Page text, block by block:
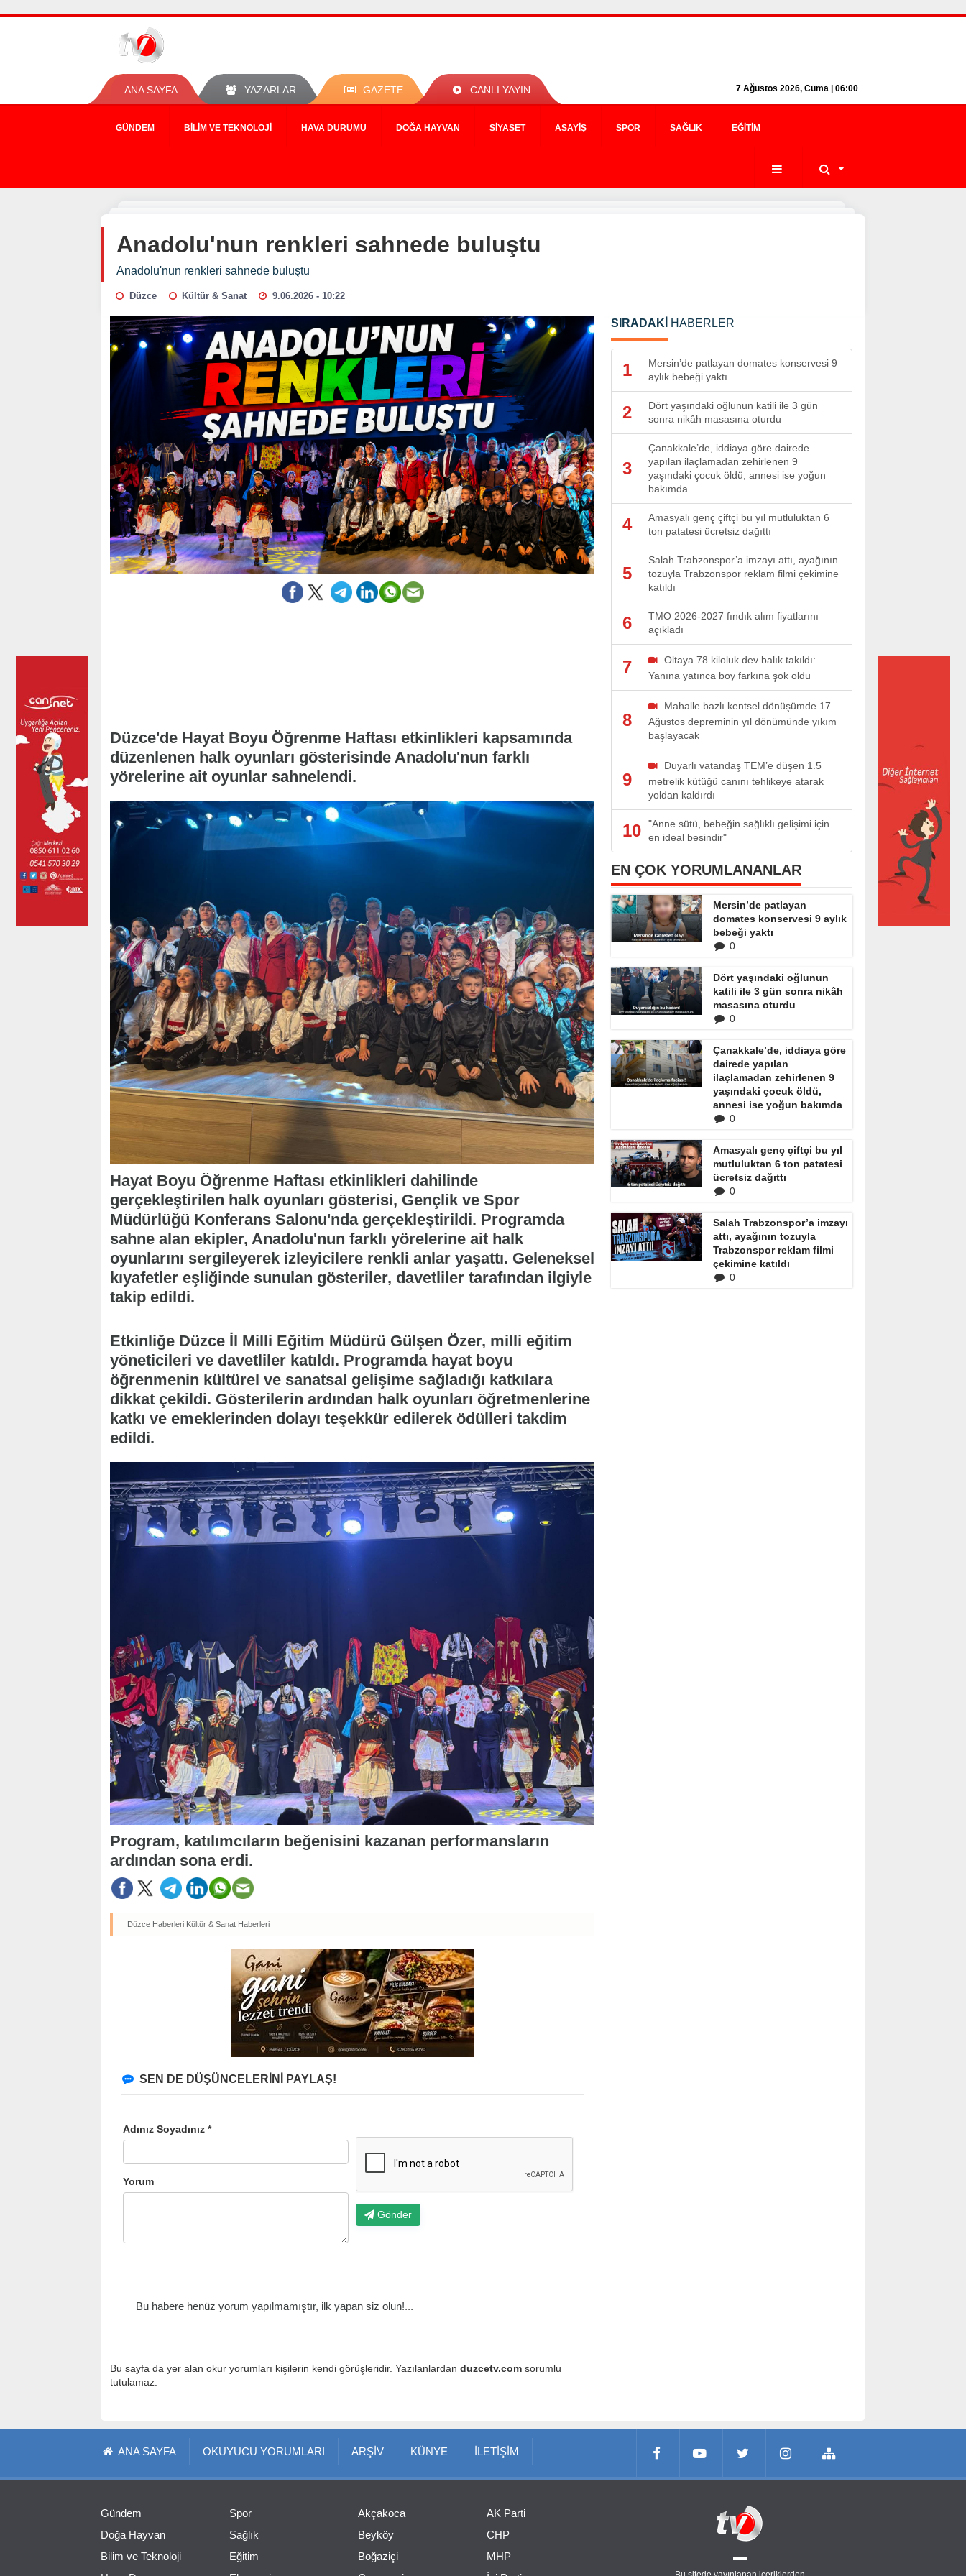
ANA SAYFA YAZARLAR GAZETE CANLI YAYIN 7 Ağustos 2026, Cuma | 06:00
GÜNDEM BILIM VE TEKNOLOJI HAVA DURUMU DOĞA HAYVAN SIYASET ASAYIŞ SPOR SAĞLIK EĞITIM
Anadolu'nun renkleri sahnede buluştu
Anadolu'nun renkleri sahnede buluştu
Düzce Kültür & Sanat 9.06.2026 - 10:22
Düzce'de Hayat Boyu Öğrenme Haftası etkinlikleri kapsamında
düzenlenen halk oyunları gösterisinde Anadolu'nun farklı
yörelerine ait oyunlar sahnelendi.
Hayat Boyu Öğrenme Haftası etkinlikleri dahilinde
gerçekleştirilen halk oyunları gösterisi, Gençlik ve Spor
Müdürlüğü Konferans Salonu'nda gerçekleştirildi. Programda
sahne alan ekipler, Anadolu'nun farklı yörelerine ait halk
oyunlarını sergileyerek izleyicilere renkli anlar yaşattı. Geleneksel
kıyafetler eşliğinde sunulan gösteriler, davetliler tarafından ilgiyle
takip edildi.
Etkinliğe Düzce İl Milli Eğitim Müdürü Gülşen Özer, milli eğitim
yöneticileri ve davetliler katıldı. Programda hayat boyu
öğrenmenin kültürel ve sanatsal gelişime sağladığı katkılara
dikkat çekildi. Gösterilerin ardından halk oyunları öğretmenlerine
katkı ve emeklerinden dolayı teşekkür edilerek ödülleri takdim
edildi.
Program, katılımcıların beğenisini kazanan performansların
ardından sona erdi.
Düzce Haberleri Kültür & Sanat Haberleri
SEN DE DÜŞÜNCELERİNİ PAYLAŞ!
Adınız Soyadınız *
Yorum
Gönder
Bu habere henüz yorum yapılmamıştır, ilk yapan siz olun!...
Bu sayfa da yer alan okur yorumları kişilerin kendi görüşleridir. Yazılanlardan duzcetv.com sorumlu
tutulamaz.
SIRADAKİ HABERLER
1
Mersin’de patlayan domates konservesi 9
aylık bebeği yaktı
2
Dört yaşındaki oğlunun katili ile 3 gün
sonra nikâh masasına oturdu
3
Çanakkale’de, iddiaya göre dairede
yapılan ilaçlamadan zehirlenen 9
yaşındaki çocuk öldü, annesi ise yoğun
bakımda
4
Amasyalı genç çiftçi bu yıl mutluluktan 6
ton patatesi ücretsiz dağıttı
5
Salah Trabzonspor’a imzayı attı, ayağının
tozuyla Trabzonspor reklam filmi çekimine
katıldı
6
TMO 2026-2027 fındık alım fiyatlarını
açıkladı
7
Oltaya 78 kiloluk dev balık takıldı:
Yanına yatınca boy farkına şok oldu
8
Mahalle bazlı kentsel dönüşümde 17
Ağustos depreminin yıl dönümünde yıkım
başlayacak
9
Duyarlı vatandaş TEM’e düşen 1.5
metrelik kütüğü canını tehlikeye atarak
yoldan kaldırdı
10
"Anne sütü, bebeğin sağlıklı gelişimi için
en ideal besindir"
EN ÇOK YORUMLANANLAR
Mersin’de patlayan
domates konservesi 9 aylık
bebeği yaktı
0
Dört yaşındaki oğlunun
katili ile 3 gün sonra nikâh
masasına oturdu
0
Çanakkale’de, iddiaya göre
dairede yapılan
ilaçlamadan zehirlenen 9
yaşındaki çocuk öldü,
annesi ise yoğun bakımda
0
Amasyalı genç çiftçi bu yıl
mutluluktan 6 ton patatesi
ücretsiz dağıttı
0
Salah Trabzonspor’a imzayı
attı, ayağının tozuyla
Trabzonspor reklam filmi
çekimine katıldı
0
ANA SAYFA OKUYUCU YORUMLARI ARŞİV KÜNYE İLETİŞİM
Gündem
Doğa Hayvan
Bilim ve Teknoloji
Spor
Sağlık
Eğitim
Akçakoca
Beyköy
Boğaziçi
AK Parti
CHP
MHP